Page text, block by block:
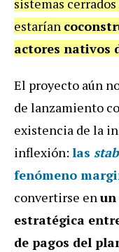
sistemas
estarían
actores nativos
El proyecto aún
de lanzamiento
existencia de la
inflexión: las
fenómeno
convertirse enun
estratégica
de pagos del